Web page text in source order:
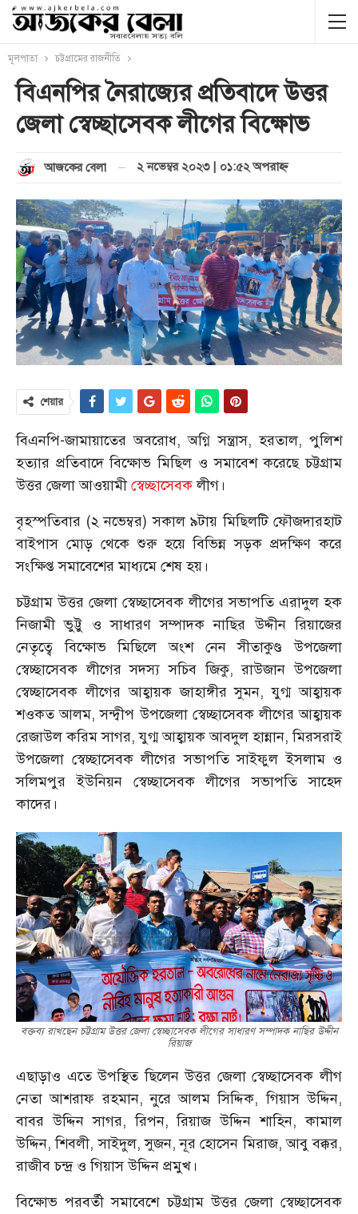
মূলপাতা চট্টগ্রামের রাজনীতি
বিএনপির নৈরাজ্যের প্রতিবাদে উত্তর
জেলা স্বেচ্ছাসেবক লীগের বিক্ষোভ
আজকের বেলা ২ নভেম্বর ২০২৩ | ০১:৫২ অপরাহ্ণ
শেয়ার
বিএনপি-জামায়াতের অবরোধ, অগ্নি সন্ত্রাস, হরতাল, পুলিশ
হত্যার প্রতিবাদে বিক্ষোভ মিছিল ও সমাবেশ করেছে চট্টগ্রাম
উত্তর জেলা আওয়ামীস্বেচ্ছাসেবকলীগ।
বৃহস্পতিবার (২ নভেম্বর) সকাল ৯টায় মিছিলটি ফৌজদারহাট
বাইপাস মোড় থেকে শুরু হয়ে বিভিন্ন সড়ক প্রদক্ষিণ করে
সংক্ষিপ্ত সমাবেশের মাধ্যমে শেষ হয়।
চট্টগ্রাম উত্তর জেলা স্বেচ্ছাসেবক লীগের সভাপতি এরাদুল হক
নিজামী ভুট্টু ও সাধারণ সম্পাদক নাছির উদ্দীন রিয়াজের
নেতৃত্বে বিক্ষোভ মিছিলে অংশ নেন সীতাকুণ্ড উপজেলা
স্বেচ্ছাসেবক লীগের সদস্য সচিব জিকু, রাউজান উপজেলা
স্বেচ্ছাসেবক লীগের আহ্বায়ক জাহাঙ্গীর সুমন, যুগ্ম আহ্বায়ক
শওকত আলম, সন্দ্বীপ উপজেলা স্বেচ্ছাসেবক লীগের আহ্বায়ক
রেজাউল করিম সাগর, যুগ্ম আহ্বায়ক আবদুল হান্নান, মিরসরাই
উপজেলা স্বেচ্ছাসেবক লীগের সভাপতি সাইফুল ইসলাম ও
সলিমপুর ইউনিয়ন স্বেচ্ছাসেবক লীগের সভাপতি সাহেদ
কাদের।
বক্তব্য রাখছেন চট্টগ্রাম উত্তর জেলা স্বেচ্ছাসেবক লীগের সাধারণ সম্পাদক নাছির উদ্দীন
রিয়াজ
এছাড়াও এতে উপস্থিত ছিলেন উত্তর জেলা স্বেচ্ছাসেবক লীগ
নেতা আশরাফ রহমান, নুরে আলম সিদ্দিক, গিয়াস উদ্দিন,
বাবর উদ্দিন সাগর, রিপন, রিয়াজ উদ্দিন শাহিন, কামাল
উদ্দিন, শিবলী, সাইদুল, সুজন, নূর হোসেন মিরাজ, আবু বক্কর,
রাজীব চন্দ্র ও গিয়াস উদ্দিন প্রমুখ।
বিক্ষোভ পরবর্তী সমাবেশে চট্টগ্রাম উত্তর জেলা স্বেচ্ছাসেবক